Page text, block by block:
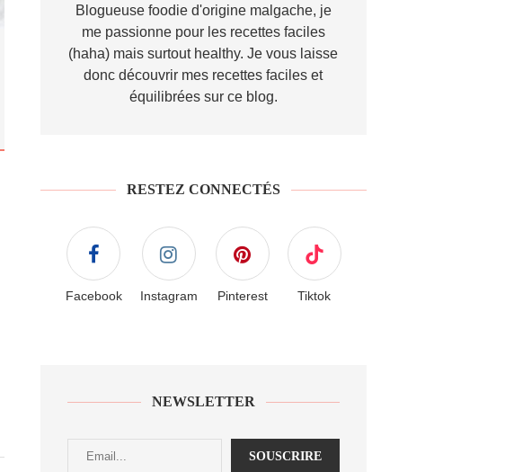
Blogueuse foodie d'origine malgache, je
me passionne pour les recettes faciles
(haha) mais surtout healthy. Je vous laisse
donc découvrir mes recettes faciles et
équilibrées sur ce blog.
RESTEZ CONNECTÉS
Facebook Instagram Pinterest Tiktok
NEWSLETTER